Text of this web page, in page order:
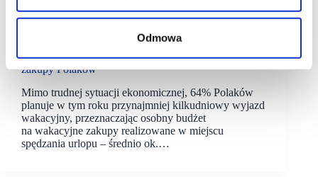
Odmowa
[BADANIE] Inquiry: Jak wyglądają wakacyjne
zakupy Polaków
Mimo trudnej sytuacji ekonomicznej, 64% Polaków
planuje w tym roku przynajmniej kilkudniowy wyjazd
wakacyjny, przeznaczając osobny budżet
na wakacyjne zakupy realizowane w miejscu
spędzania urlopu – średnio ok.…